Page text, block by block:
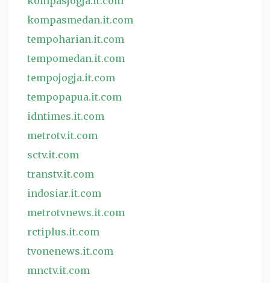
kompasmedan.it.com
tempoharian.it.com
tempomedan.it.com
tempojogja.it.com
tempopapua.it.com
idntimes.it.com
metrotv.it.com
sctv.it.com
transtv.it.com
indosiar.it.com
metrotvnews.it.com
rctiplus.it.com
tvonenews.it.com
mnctv.it.com